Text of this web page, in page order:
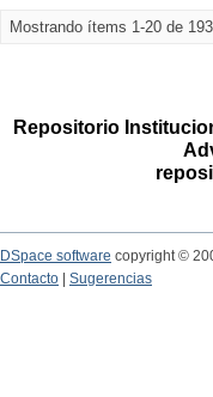
Mostrando ítems 1-20 de 193
Repositorio
DSpace software copyright ©
Contacto
Sugerencias